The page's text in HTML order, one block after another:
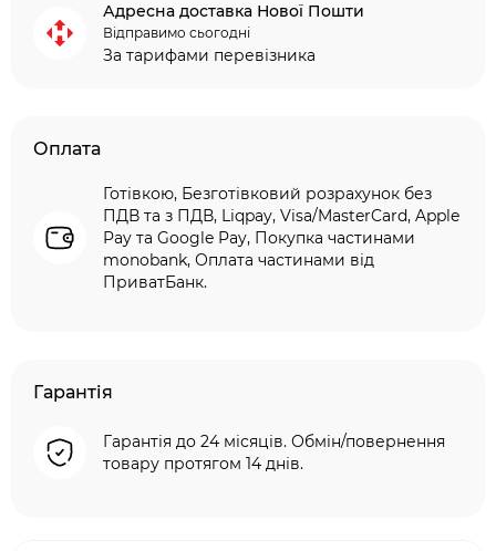
Адресна доставка Нової Пошти
Відправимо сьогодні
За тарифами перевізника
Оплата
Готівкою, Безготівковий розрахунок без
ПДВ та з ПДВ, Liqpay, Visa/MasterCard, Apple
Pay та Google Pay, Покупка частинами
monobank, Оплата частинами від
ПриватБанк.
Гарантія
Гарантія до 24 місяців. Обмін/повернення
товару протягом 14 днів.